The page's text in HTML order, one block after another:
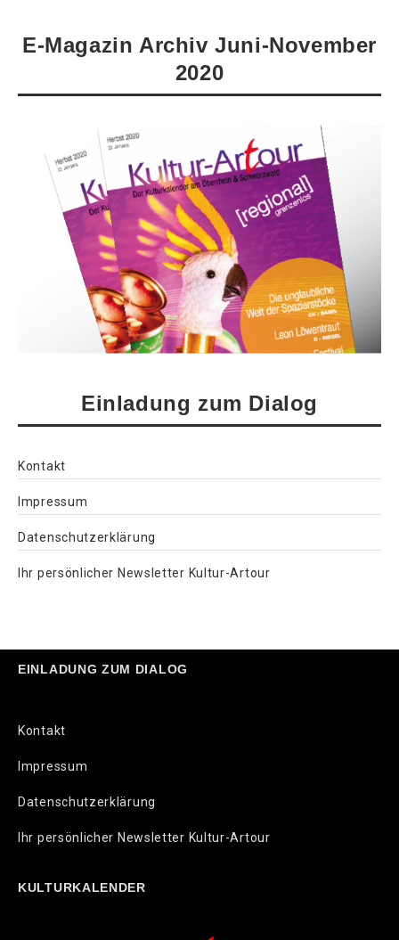
E-Magazin Archiv Juni-November
2020
Einladung zum Dialog
Kontakt
Impressum
Datenschutzerklärung
Ihr persönlicher Newsletter Kultur-Artour
EINLADUNG ZUM DIALOG
Kontakt
Impressum
Datenschutzerklärung
Ihr persönlicher Newsletter Kultur-Artour
KULTURKALENDER